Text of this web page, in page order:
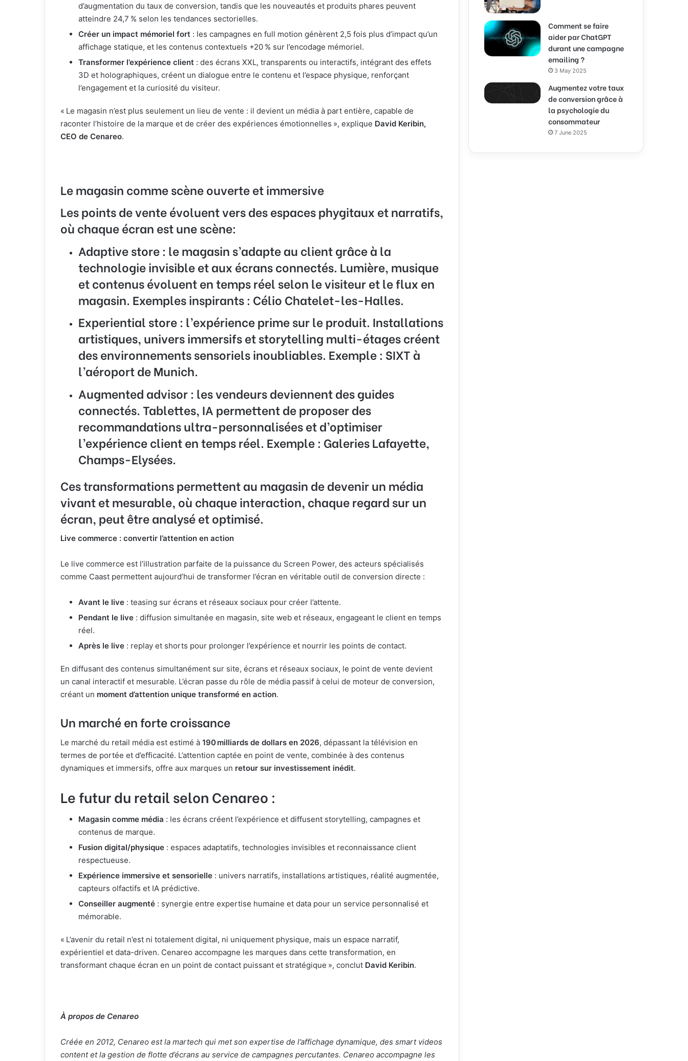
d’augmentation du taux de conversion, tandis que les nouveautés et produits phares peuvent
atteindre 24,7 % selon les tendances sectorielles.
Créer un impact mémoriel fort : les campagnes en full motion génèrent 2,5 fois plus d’impact qu’un
affichage statique, et les contenus contextuels +20 % sur l’encodage mémoriel.
Transformer l’expérience client : des écrans XXL, transparents ou interactifs, intégrant des effets
3D et holographiques, créent un dialogue entre le contenu et l’espace physique, renforçant
l’engagement et la curiosité du visiteur.
« Le magasin n’est plus seulement un lieu de vente : il devient un média à part entière, capable de
raconter l’histoire de la marque et de créer des expériences émotionnelles », explique David Keribin,
CEO de Cenareo.
Le magasin comme scène ouverte et immersive
Les points de vente évoluent vers des espaces phygitaux et narratifs,
où chaque écran est une scène:
Adaptive store : le magasin s’adapte au client grâce à la
technologie invisible et aux écrans connectés. Lumière, musique
et contenus évoluent en temps réel selon le visiteur et le flux en
magasin. Exemples inspirants : Célio Chatelet-les-Halles.
Experiential store : l’expérience prime sur le produit. Installations
artistiques, univers immersifs et storytelling multi-étages créent
des environnements sensoriels inoubliables. Exemple : SIXT à
l’aéroport de Munich.
Augmented advisor : les vendeurs deviennent des guides
connectés. Tablettes, IA permettent de proposer des
recommandations ultra-personnalisées et d’optimiser
l’expérience client en temps réel. Exemple : Galeries Lafayette,
Champs-Elysées.
Ces transformations permettent au magasin de devenir un média
vivant et mesurable, où chaque interaction, chaque regard sur un
écran, peut être analysé et optimisé.
Live commerce : convertir l’attention en action
Le live commerce est l’illustration parfaite de la puissance du Screen Power, des acteurs spécialisés
comme Caast permettent aujourd’hui de transformer l’écran en véritable outil de conversion directe :
Avant le live : teasing sur écrans et réseaux sociaux pour créer l’attente.
Pendant le live : diffusion simultanée en magasin, site web et réseaux, engageant le client en temps
réel.
Après le live : replay et shorts pour prolonger l’expérience et nourrir les points de contact.
En diffusant des contenus simultanément sur site, écrans et réseaux sociaux, le point de vente devient
un canal interactif et mesurable. L’écran passe du rôle de média passif à celui de moteur de conversion,
créant un moment d’attention unique transformé en action.
Un marché en forte croissance
Le marché du retail média est estimé à 190 milliards de dollars en 2026, dépassant la télévision en
termes de portée et d’efficacité. L’attention captée en point de vente, combinée à des contenus
dynamiques et immersifs, offre aux marques un retour sur investissement inédit.
Le futur du retail selon Cenareo :
Magasin comme média : les écrans créent l’expérience et diffusent storytelling, campagnes et
contenus de marque.
Fusion digital/physique : espaces adaptatifs, technologies invisibles et reconnaissance client
respectueuse.
Expérience immersive et sensorielle : univers narratifs, installations artistiques, réalité augmentée,
capteurs olfactifs et IA prédictive.
Conseiller augmenté : synergie entre expertise humaine et data pour un service personnalisé et
mémorable.
« L’avenir du retail n’est ni totalement digital, ni uniquement physique, mais un espace narratif,
expérientiel et data-driven. Cenareo accompagne les marques dans cette transformation, en
transformant chaque écran en un point de contact puissant et stratégique », conclut David Keribin.
À propos de Cenareo
Créée en 2012, Cenareo est la martech qui met son expertise de l’affichage dynamique, des smart videos
content et la gestion de flotte d’écrans au service de campagnes percutantes. Cenareo accompagne les
Comment se faire
aider par ChatGPT
durant une campagne
emailing ?
3 May 2025
Augmentez votre taux
de conversion grâce à
la psychologie du
consommateur
7 June 2025